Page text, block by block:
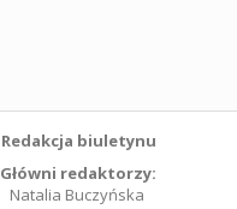
Redakcja biuletynu
Główni redaktorzy:
Natalia Buczyńska